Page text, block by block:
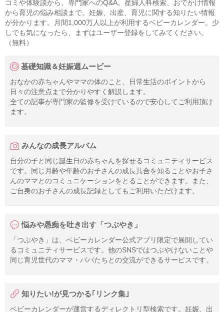
コミや体験談から、専門家へのQ&A。産婦人科検索、おでかけ情報
から育児の悩み相談まで。妊娠、出産、育児に関する知りたい情報
が分かります。月間1,000万人以上が利用するベビーカレンダー。少
しでも気になったら、まずはユーザー登録をしてみてください。
（無料）
基礎知識＆妊娠週ムービー
おなかの赤ちゃんやママの体のこと、日常生活のポイントから
日々の注意点まで分かりやすく解説します。
全ての記事が専門家の監修を受けているので安心してご利用頂け
ます。
みんなの成長アルバム
自分の子と同じ誕生日の赤ちゃんを探せるコミュニティサービス
です。同じ月齢や年齢のお子さんの成長具合を知ることやお子さ
んのママとのコミュニケーションをとることができます。また、
ご自身のお子さんの成長記録としてもご利用いただけます。
悩みや愚痴を吐き出す「つぶやき」
「つぶやき」は、ベビーカレンダー公式アプリ限定で展開してい
るコミュニティサービスです。他のSNSではつぶやけないことや
同じ育児世代のママ・パパたちとの交流ができるサービスです。
知りたい!が見つかる｢リンク集｣
ベビーカレンダーが運営するディレクトリ型検索です。妊娠、出